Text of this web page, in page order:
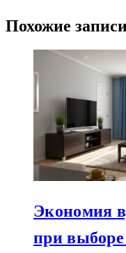
Похожие
Экономия
при